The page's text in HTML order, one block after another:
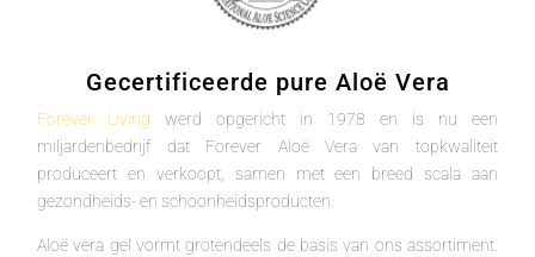
Gecertificeerde pure Aloë Vera
Forever Living werd opgericht in 1978 en is nu een
miljardenbedrijf dat Forever Aloë Vera van topkwaliteit
produceert en verkoopt, samen met een breed scala aan
gezondheids- en schoonheidsproducten.
Aloë vera gel vormt grotendeels de basis van ons assortiment.